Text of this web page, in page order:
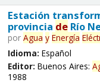
Estación
provincia deRío
por Agua y Energía
Idioma: Español
Editor: Buenos Aires:
1988